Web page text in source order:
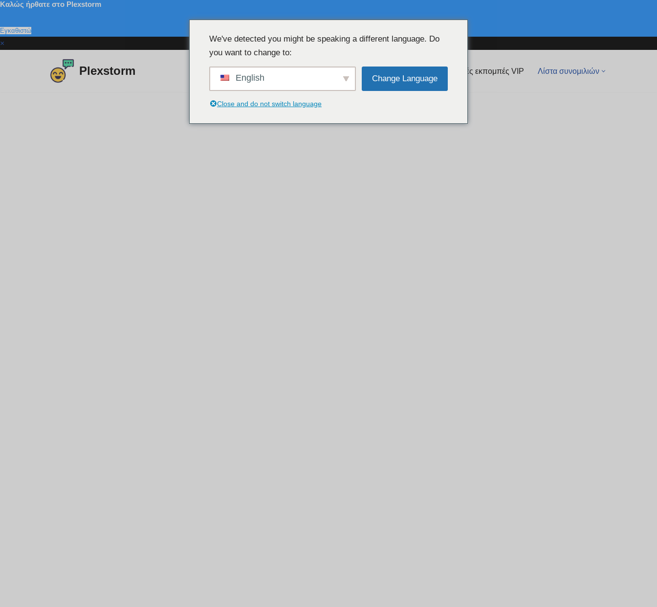
Καλώς ήρθατε στο Plexstorm
Εγκαθιστώ
×
Plexstorm 💖 Ζωντανές εκπομπές VIP Λίστα συνομιλιών
We've detected you might be speaking a different language. Do
you want to change to:
English Change Language
Close and do not switch language